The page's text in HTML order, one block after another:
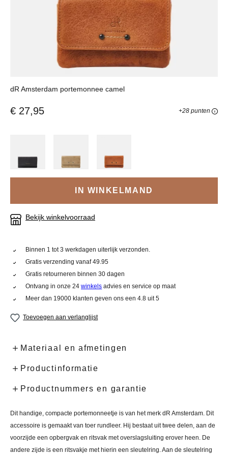
dR Amsterdam portemonnee camel
€ 27,95 +28 punten
IN WINKELMAND
Bekijk winkelvoorraad
Binnen 1 tot 3 werkdagen uiterlijk verzonden.
Gratis verzending vanaf 49.95
Gratis retourneren binnen 30 dagen
Ontvang in onze 24winkels advies en service op maat
Meer dan 19000 klanten geven ons een 4.8 uit 5
Toevoegen aan verlanglijst
Materiaal en afmetingen
Productinformatie
Productnummers en garantie
Dit handige, compacte portemonneetje is van het merk dR Amsterdam. Dit
accessoire is gemaakt van toer rundleer. Hij bestaat uit twee delen, aan de
voorzijde een opbergvak en ritsvak met overslagsluiting erover heen. De
andere zijde is een ritsvakje met hierin een sleutelring. Aan de sleutelring